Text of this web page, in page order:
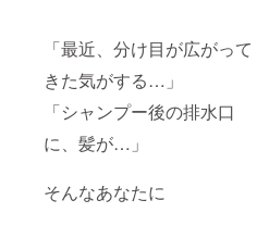
「最近、分け目が広がって
きた気がする…」
「シャンプー後の排水口
に、髪が…」
そんなあなたに